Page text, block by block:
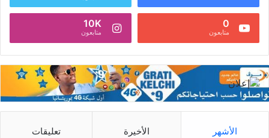
0
متابعون
10K
متابعون
الأشهر الأخيرة تعليقات